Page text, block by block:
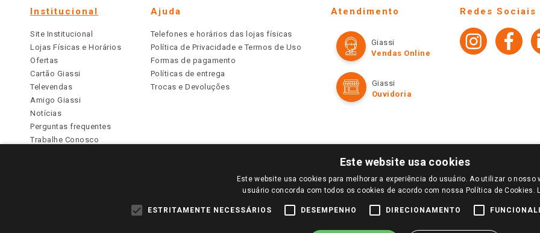
Institucional
Site Institucional
Lojas Físicas e Horários
Ofertas
Cartão Giassi
Televendas
Amigo Giassi
Notícias
Perguntas frequentes
Trabalhe Conosco
Ajuda
Telefones e horários das lojas físicas
Política de Privacidade e Termos de Uso
Formas de pagamento
Políticas de entrega
Trocas e Devoluções
Atendimento
Giassi
Vendas Online
Giassi
Ouvidoria
Redes Sociais
PARA VER OS PREÇOS DA SUA REGIÃO, FAÇA LOGIN E SELECIONE A LOJA DE SUA PREFERÊNCIA. SOMENTE APÓS O LOGIN, OS PREÇOS
TODOS OS PREÇOS E CONDIÇÕES COMERCIAIS DESTE SITE SÃO VÁLIDOS APENAS PARA COMPRAS REALIZADAS NO GIASSI.COM.BR E NA LOJA
DE BUSCAS.
Este website usa cookies
Este website usa cookies para melhorar a experiência do usuário. Ao utilizar o nosso
usuário concorda com todos os cookies de acordo com nossa Política de Cookies.
ESTRITAMENTE NECESSÁRIOS DESEMPENHO DIRECIONAMENTO